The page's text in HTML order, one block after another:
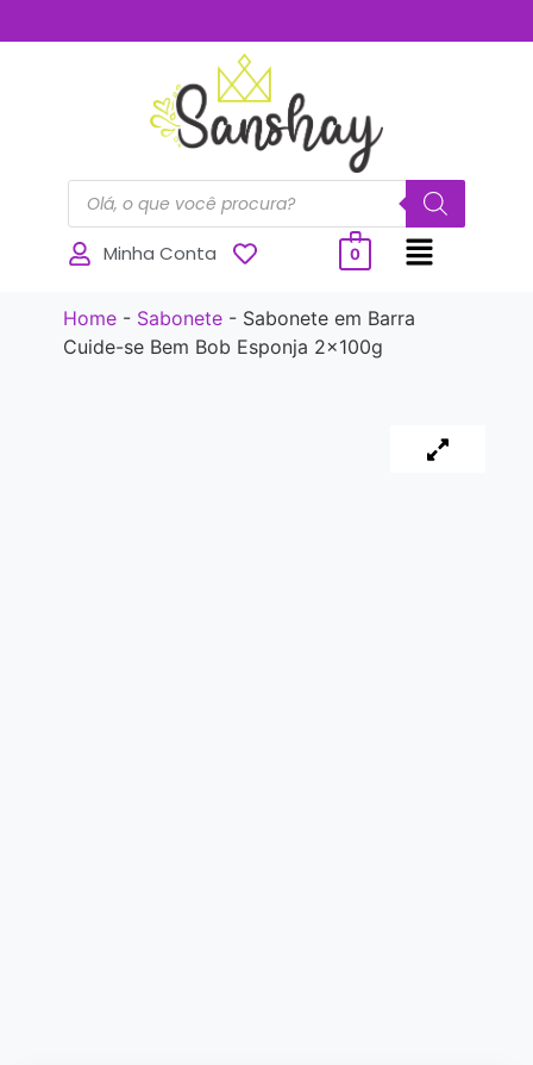
Minha Conta 0
Home- Sabonete- Sabonete em Barra
Cuide-se Bem Bob Esponja 2x100g